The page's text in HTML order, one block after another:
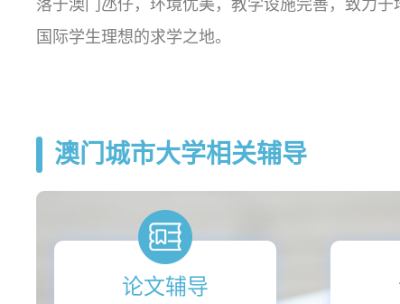
落于澳门氹仔，环境优美，教学设施完善，致力
国际学生理想的求学之地。
澳门城市大学相关辅导
论文辅导